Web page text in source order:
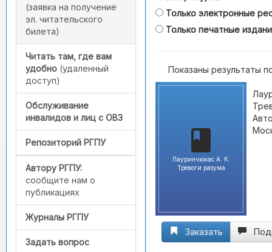
(заявка на получение
эл. читательского
билета)
Читать там, где вам
удобно (удаленный
доступ)
Обслуживание
инвалидов и лиц с ОВЗ
Репозиторий РГПУ
Автору РГПУ:
сообщите нам о
публикациях
Журналы РГПУ
Задать вопрос
Только электронные
Только печатные
Показаны результаты
Лауринчюкас А. К.
Тревоги разума
Заказать